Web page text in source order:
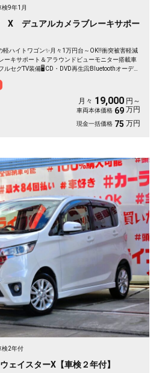
検9年1月
X デュアルカメラブレーキサポー
軽ハイトワゴン✨月々1万円台～OK‼️衝突被害軽減
ーキサポート＆アラウンドビューモニター搭載車
ルセグTV装備🖥️CD・DVD再生📀Bluetoothオーディ
月々 19,000 円～
車両本体価格 69 万円
現金一括価格 75 万円
検2年付
ェイスターX【車検２年付】